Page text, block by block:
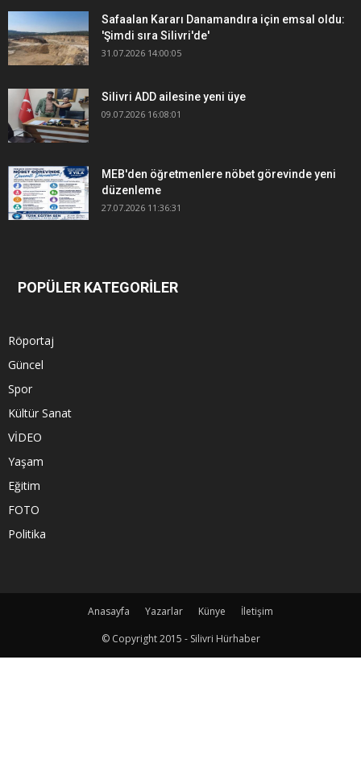
Safaalan Kararı Danamandıra için emsal oldu:
'Şimdi sıra Silivri'de'
31.07.2026 14:00:05
Silivri ADD ailesine yeni üye
09.07.2026 16:08:01
MEB'den öğretmenlere nöbet görevinde yeni
düzenleme
27.07.2026 11:36:31
POPÜLER KATEGORİLER
Röportaj
Güncel
Spor
Kültür Sanat
VİDEO
Yaşam
Eğitim
FOTO
Politika
Anasayfa Yazarlar Künye
İletişim
© Copyright 2015 - Silivri Hürhaber